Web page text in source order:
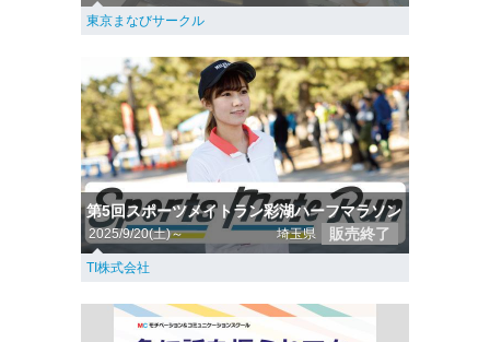
東京まなびサークル
第5回スポーツメイトラン彩湖ハーフマラソン
2025/9/20(土)～ 埼玉県 販売終了
TI株式会社